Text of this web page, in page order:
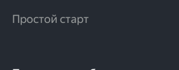
Простой старт